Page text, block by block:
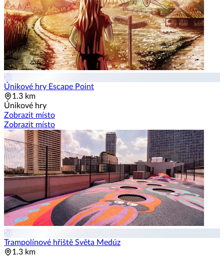
Únikové hry Escape Point
1.3 km
Únikové hry
Zobrazit místo
Zobrazit místo
Trampolínové hřiště Světa Medúz
1.3 km